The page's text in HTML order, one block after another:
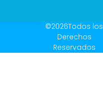
©2026Todos los
Derechos
Reservados